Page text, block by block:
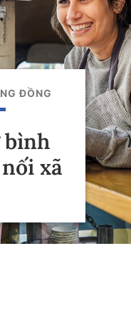
ĐỒNG
bình
xã